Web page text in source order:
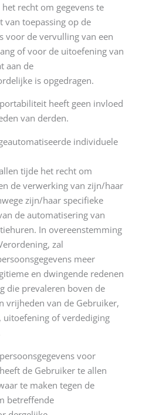
recht om gegevens te
van toepassing op de
voor de vervulling van een
of voor de uitoefening van
aan de
is opgedragen.
heeft geen invloed
van derden.
individuele
tijde het recht om
de verwerking van zijn/haar
zijn/haar specifieke
de automatisering van
In overeenstemming
zal
meer
en dwingende redenen
die prevaleren boven de
vrijheden van de Gebruiker,
uitoefening of verdediging
voor
de Gebruiker te allen
te maken tegen de
betreffende